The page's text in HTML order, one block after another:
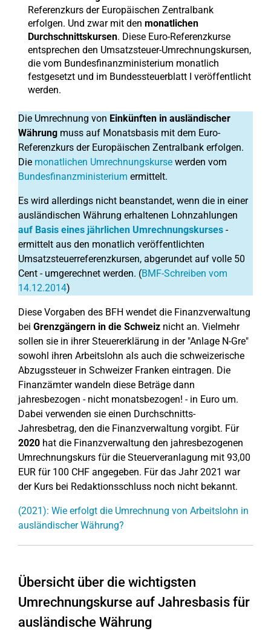
Referenzkurs der Europäischen Zentralbank
erfolgen. Und zwar mit den monatlichen
Durchschnittskursen. Diese Euro-Referenzkurse
entsprechen den Umsatzsteuer-Umrechnungskursen,
die vom Bundesfinanzministerium monatlich
festgesetzt und im Bundessteuerblatt I veröffentlicht
werden.
Die Umrechnung von Einkünften in ausländischer
Währung muss auf Monatsbasis mit dem Euro-
Referenzkurs der Europäischen Zentralbank erfolgen.
Die monatlichen Umrechnungskurse werden vom
Bundesfinanzministerium ermittelt.
Es wird allerdings nicht beanstandet, wenn die in einer
ausländischen Währung erhaltenen Lohnzahlungen
auf Basis eines jährlichen Umrechnungskurses -
ermittelt aus den monatlich veröffentlichten
Umsatzsteuerreferenzkursen, abgerundet auf volle 50
Cent - umgerechnet werden. (BMF-Schreiben vom
14.12.2014)
Diese Vorgaben des BFH wendet die Finanzverwaltung
bei Grenzgängern in die Schweiz nicht an. Vielmehr
sollen sie in ihrer Steuererklärung in der "Anlage N-Gre"
sowohl ihren Arbeitslohn als auch die schweizerische
Abzugssteuer in Schweizer Franken eintragen. Die
Finanzämter wandeln diese Beträge dann
jahresbezogen - nicht monatsbezogen! - in Euro um.
Dabei verwenden sie einen Durchschnitts-
Jahresbetrag, den die Finanzverwaltung vorgibt. Für
2020 hat die Finanzverwaltung den jahresbezogenen
Umrechnungskurs für die Steuerveranlagung mit 93,00
EUR für 100 CHF angegeben. Für das Jahr 2021 war
der Kurs bei Redaktionsschluss noch nicht bekannt.
(2021): Wie erfolgt die Umrechnung von Arbeitslohn in
ausländischer Währung?
Übersicht über die wichtigsten
Umrechnungskurse auf Jahresbasis für
ausländische Währung